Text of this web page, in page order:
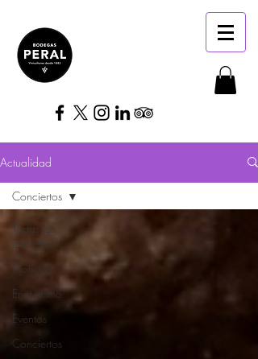
Actualidad
Todas las
entradas
Noticias
Enoturismo
Eventos
Conciertos
Conciertos